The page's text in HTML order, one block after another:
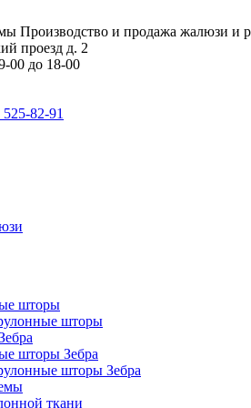
Производство и продажа жалюзи и
проезд д. 2
00 до 18-00
82-91
шторы
шторы
шторы Зебра
шторы Зебра
ткани